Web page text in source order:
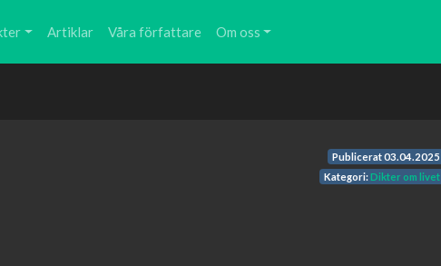
Artiklar Våra författare Om oss
Publicerat03.04.2025
Kategori:Dikter om livet